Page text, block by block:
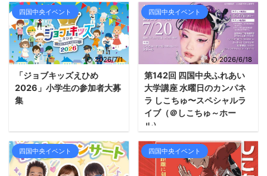
四国中央イベント
2026/7/1
「ジョブキッズえひめ
2026」小学生の参加者大募
集
四国中央イベント
2026/6/18
第142回 四国中央ふれあい
大学講座 水曜日のカンパネ
ラ しこちゅ〜スペシャルラ
イブ（＠しこちゅ～ホー
ル）
四国中央イベント 四国中央イベント